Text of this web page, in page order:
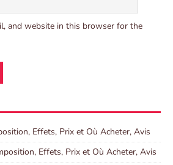
and website in this browser for the
Effets, Prix et Où Acheter, Avis
Effets, Prix et Où Acheter, Avis